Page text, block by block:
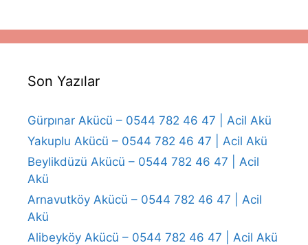
Son Yazılar
Gürpınar Akücü – 0544 782 46 47 | Acil Akü
Yakuplu Akücü – 0544 782 46 47 | Acil Akü
Beylikdüzü Akücü – 0544 782 46 47 | Acil
Akü
Arnavutköy Akücü – 0544 782 46 47 | Acil
Akü
Alibeyköy Akücü – 0544 782 46 47 | Acil Akü